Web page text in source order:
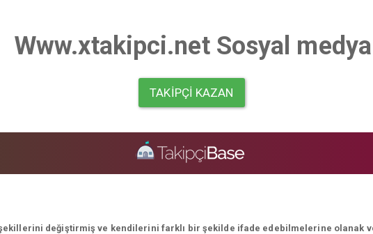
Www.xtakipci.net Sosyal medya
TAKIPÇI KAZAN
değiştirmiş ve kendilerini farklı bir şekilde ifade edebilmelerine olanak